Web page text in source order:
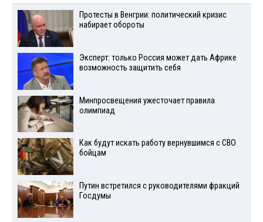
Протесты в Венгрии: политический кризис
набирает обороты
Эксперт: только Россия может дать Африке
возможность защитить себя
Минпросвещения ужесточает правила
олимпиад
Как будут искать работу вернувшимся с СВО
бойцам
Путин встретился с руководителями фракций
Госдумы